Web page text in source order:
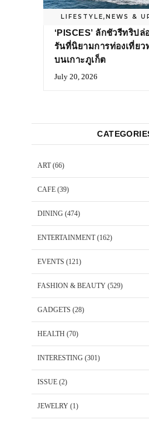
LIFESTYLE, NEWS &
‘PISCES’ ลักชัวรีทริปล่
รันที่นิยามการท่องเที่ยว
บนเกาะภูเก็ต
July 20, 2026
ART(66)
CAFE (39)
DINING (474)
ENTERTAINMENT(162)
EVENTS (121)
FASHION & BEAUTY (529)
GADGETS (28)
HEALTH (70)
INTERESTING (301)
ISSUE (2)
JEWELRY (1)